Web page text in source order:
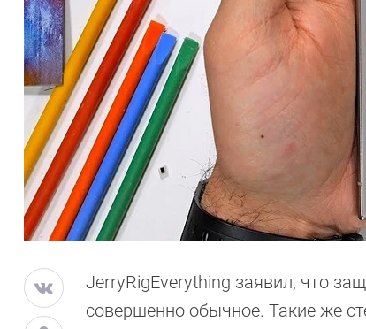
JerryRigEverything заявил, что
совершенно обычное. Такие же